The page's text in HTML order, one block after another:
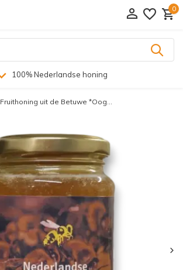
0
100% Nederlandse honing
Fruithoning uit de Betuwe *Oog...